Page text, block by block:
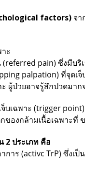
factors) จา
ะ
pain) ซึ่งมีบ
palpation) ที่จุดเ
ะ ผู้ป่วยอาจรู้สึกปวดมา
บเฉพาะ (trigger
ของกล้ามเนื้อเฉพาะที่
2 ประเภท คือ
การ (activc TrP) ซึ่ง